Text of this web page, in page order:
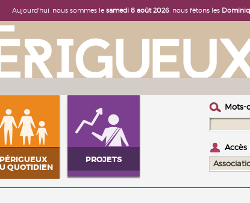
Aujourd'hui, nous sommes le samedi 8 août 2026, nous fêtons les
PÉRIGUEUX
QUOTIDIEN
PROJETS
Mots-